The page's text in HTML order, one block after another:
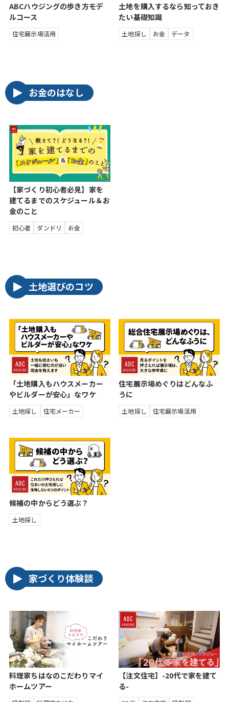
ABCハウジングの歩き方モデ
ルコース
住宅展示場活用
土地を購入するなら知っておき
たい基礎知識
土地探し お金 データ
お金のはなし
【家づくり初心者必見】家を
建てるまでのスケジュール＆お
金のこと
初心者 ダンドリ お金
土地選びのコツ
「土地購入もハウスメーカー
やビルダーが安心」なワケ
土地探し 住宅メーカー
住宅展示場めぐりはどんなふ
うに
土地探し 住宅展示場活用
候補の中からどう選ぶ？
土地探し
家づくり体験談
料理家ちはなのこだわりマイ
ホームツアー
【注文住宅】-20代で家を建て
る-